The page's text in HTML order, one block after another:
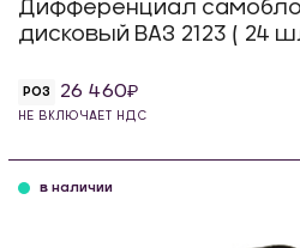
Дифференциал
дисковый ВАЗ 2123 ( 24
РОЗ 26 460
НЕ ВКЛЮЧАЕТ НДС
в наличии